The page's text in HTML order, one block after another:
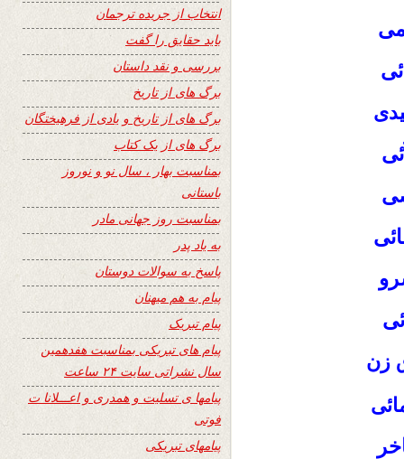
زن
انتخاب از جریده ترجمان
باید حقایق را گفت
بررسی و نقد داستان
برگ های از تاریخ
برگ های از تاریخ و یادی از فرهیختگان
برگ های از یک کتاب
بمناسبت بهار ، سال نو و نوروز
باستانی
بمناسبت روز جهانی مادر
به یاد پدر
پاسخ به سوالات دوستان
پیام به هم میهنان
پیام تبریک
پیام های تبریکی بمناسبت هفدهمین
سال نشراتی سایت ۲۴ ساعت
پیامها ی تسلیت و همدری و اعـــلانا ت
فوتی
پیامهای تبریکی